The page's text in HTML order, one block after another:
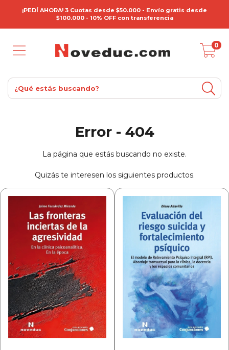
¡PEDÍ AHORA! 3 Cuotas desde $50.000 - Envío gratis desde
$100.000 - 10% OFF con transferencia
0
Error - 404
La página que estás buscando no existe.
Quizás te interesen los siguientes productos.